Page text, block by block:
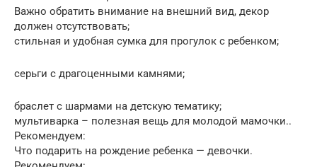
Важно обратить внимание на внешний вид, декор
должен отсутствовать;
стильная и удобная сумка для прогулок с ребенком;
серьги с драгоценными камнями;
браслет с шармами на детскую тематику;
мультиварка – полезная вещь для молодой мамочки..
Рекомендуем:
Что подарить на рождение ребенка — девочки.